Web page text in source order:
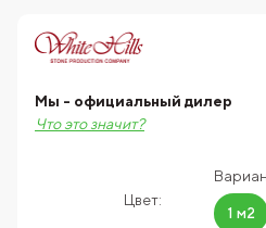
Цвет:
1 м2
Мы - официальный дилер
Что это значит?